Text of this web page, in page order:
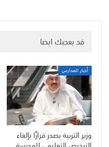
قد يعجبك ايضا
أخبار المدارس
وزير التربية يصدر قرارًا بإلغاء